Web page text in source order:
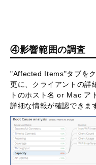
④影響範囲の調査
"Affected Items"タブをク
更に、クライアントの詳
トのホスト名 or Mac ア
詳細な情報が確認できま